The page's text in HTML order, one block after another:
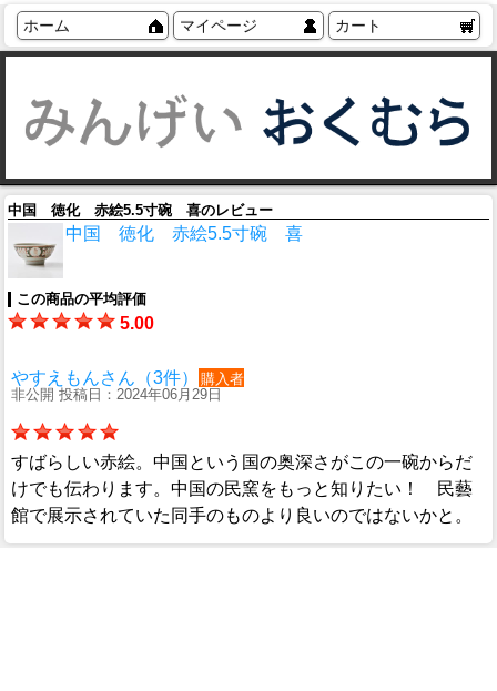
ホーム マイページ カート
中国 徳化 赤絵5.5寸碗 喜のレビュー
中国 徳化 赤絵5.5寸碗 喜
この商品の平均評価
5.00
やすえもんさん（3件）
購入者
非公開 投稿日：2024年06月29日
すばらしい赤絵。中国という国の奥深さがこの一碗からだ
けでも伝わります。中国の民窯をもっと知りたい！ 民藝
館で展示されていた同手のものより良いのではないかと。